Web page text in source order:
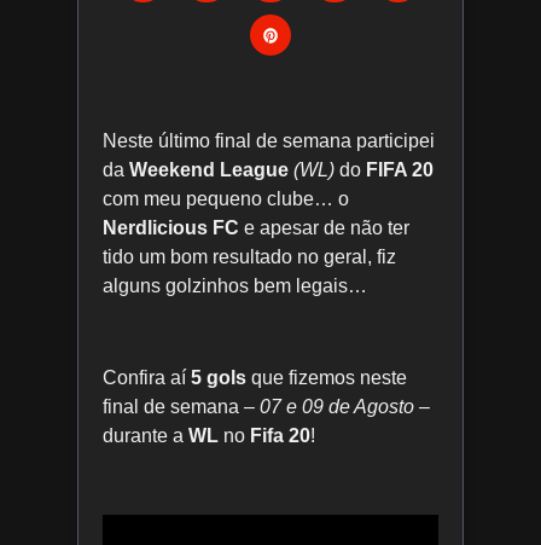
Neste último final de semana participei
da Weekend League (WL) do FIFA 20
com meu pequeno clube… o
Nerdlicious FC e apesar de não ter
tido um bom resultado no geral, fiz
alguns golzinhos bem legais…
Confira aí 5 gols que fizemos neste
final de semana – 07 e 09 de Agosto –
durante a WL no Fifa 20!